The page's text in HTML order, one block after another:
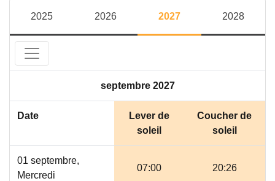
2025 2026 2027 2028
septembre 2027
Date
Lever de
soleil
Coucher de
soleil
01 septembre,
Mercredi
07:00 20:26